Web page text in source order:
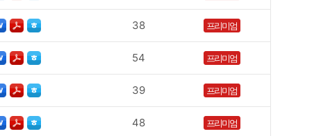
38 프리미엄
54 프리미엄
39 프리미엄
48 프리미엄